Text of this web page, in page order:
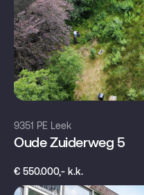
9351 PE Leek
Oude Zuiderweg 5
€ 550.000,- k.k.